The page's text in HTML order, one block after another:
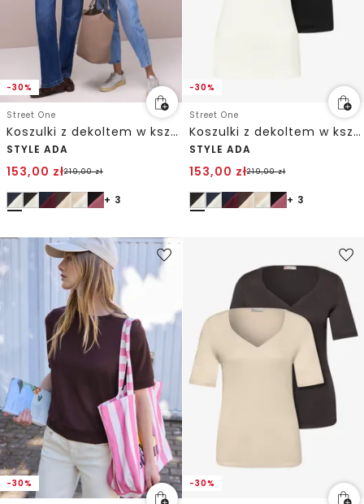
-30%
Street One
Koszulki z dekoltem w kształcie serca w opakowaniu po 2 szt.
STYLE ADA
153,00 zł219,00zł
+ 3
-30%
Street One
Koszulki z dekoltem w kształcie serca w opakowaniu po 2 szt.
STYLE ADA
153,00 zł219,00zł
+ 3
-30% -30%